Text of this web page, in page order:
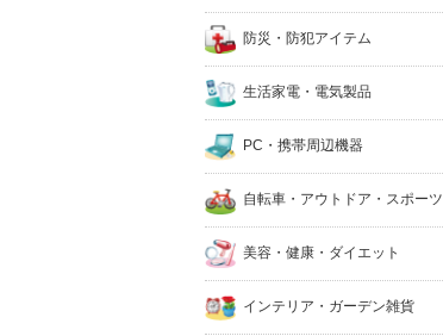
防災・防犯アイテム
生活家電・電気製品
PC・携帯周辺機器
自転車・アウトドア・スポーツ
美容・健康・ダイエット
インテリア・ガーデン雑貨